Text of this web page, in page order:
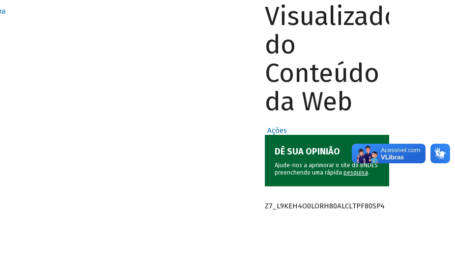
Visualizador
do
Conteúdo
da Web
Ações
DÊ SUA OPINIÃO
Ajude-nos a aprimorar o site do BNDES
preenchendo uma rápida pesquisa.
Z7_L9KEH4O0LORH80ALCLTPF80SP4